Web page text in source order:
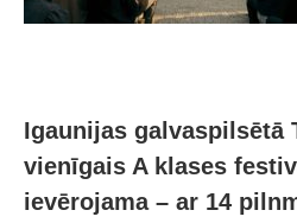
Igaunijas galvaspilsētā
vienīgais A klases
ievērojama – ar 14